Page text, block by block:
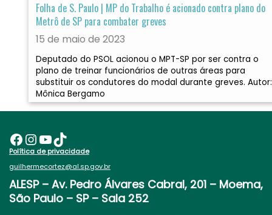
Folha de S. Paulo | MP do Trabalho é acionado contra plano do
Metrô de SP para combater greves
15 de maio de 2023
Deputado do PSOL acionou o MPT-SP por ser contra o
plano de treinar funcionários de outras áreas para
substituir os condutores do modal durante greves. Autor:
Mônica Bergamo
Facebook InstagramYoutube TikTok
Política de privacidade
guilhermecortez@al.sp.gov.br
ALESP – Av. Pedro Álvares Cabral, 201 – Moema,
São Paulo – SP – Sala 252